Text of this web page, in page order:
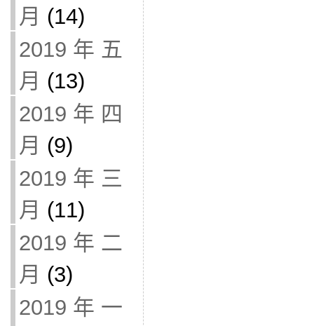
月 (14)
2019 年 五
月 (13)
2019 年 四
月 (9)
2019 年 三
月 (11)
2019 年 二
月 (3)
2019 年 一